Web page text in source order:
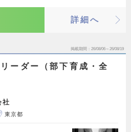
詳細へ
掲載期間 26/08/06～26/08/19
リーダー（部下育成・全
社
東京都